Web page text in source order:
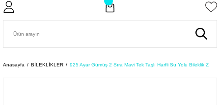
Anasayfa BİLEKLİKLER 925 Ayar Gümüş 2 Sıra Mavi Tek Taşlı Harfli Su Yolu Bileklik Z